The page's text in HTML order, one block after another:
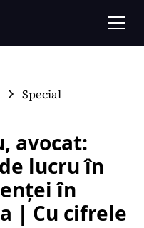
Special
avocat:
lucru în
în
| Cu cifrele